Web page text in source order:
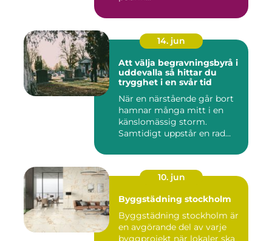
14. jun
Att välja begravningsbyrå i
uddevalla så hittar du
trygghet i en svår tid
När en närstående går bort
hamnar många mitt i en
känslomässig storm.
Samtidigt uppstår en rad
10. jun
Byggstädning stockholm
Byggstädning stockholm är
en avgörande del av varje
byggprojekt när lokaler ska